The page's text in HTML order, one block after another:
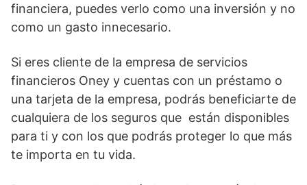
financiera, puedes verlo como una inversión y no
como un gasto innecesario.
Si eres cliente de la empresa de servicios
financieros Oney y cuentas con un préstamo o
una tarjeta de la empresa, podrás beneficiarte de
cualquiera de los seguros que están disponibles
para ti y con los que podrás proteger lo que más
te importa en tu vida.